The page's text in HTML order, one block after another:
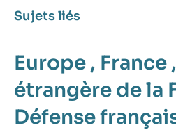
Sujets liés
Europe , France ,
étrangère de la
Défense